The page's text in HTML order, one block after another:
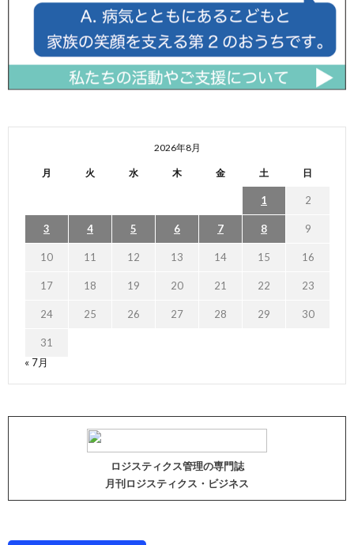
2026年8月
月 火 水 木 金 土 日
1 2
3 4 5 6 7 8 9
10 11 12 13 14 15 16
17 18 19 20 21 22 23
24 25 26 27 28 29 30
31
« 7月
ロジスティクス管理の専門誌
月刊ロジスティクス・ビジネス